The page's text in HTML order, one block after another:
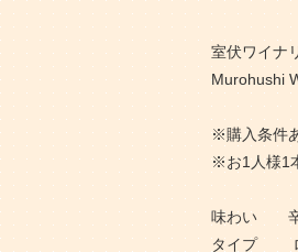
室伏ワイナ
Murohushi
※購入条件
※お1人様1
味わい
タイプ ロ